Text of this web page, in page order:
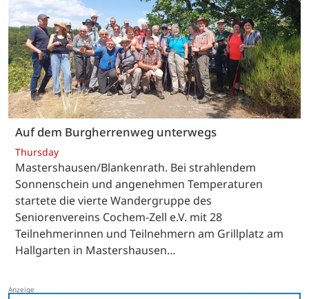
Auf dem Burgherrenweg unterwegs
Thursday
Mastershausen/Blankenrath. Bei strahlendem
Sonnenschein und angenehmen Temperaturen
startete die vierte Wandergruppe des
Seniorenvereins Cochem-Zell e.V. mit 28
Teilnehmerinnen und Teilnehmern am Grillplatz am
Hallgarten in Mastershausen…